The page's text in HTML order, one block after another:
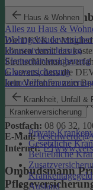
Haus & Wohnen
Alles zu Haus &
Hausratversicherung
Elementarversicherung
Glasversicherung
Krankheit, Unfall &
Krankenversicherung
Private
Gesetzliche
Betriebliche
Krankentagegeld
Ausland
Die DEVK ist Mitglied
können damit das
a. voraus, dass die
kein Verfahren zum
erreichen den
(gebührenfrei aus dem
Fax:0800 3-699-000
Postfach: 08 06 32,
E-Mail:
Internet:
Ombudsmann